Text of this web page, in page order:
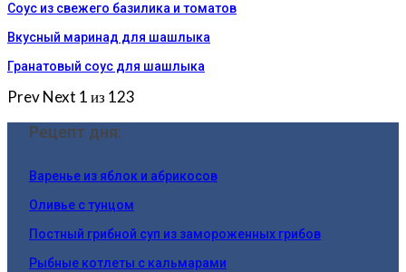
Соус из свежего базилика и томатов
Вкусный маринад для шашлыка
Гранатовый соус для шашлыка
PrevNext 1 из 123
Рецепт дня:
Варенье из яблок и абрикосов
Оливье с тунцом
Постный грибной суп из замороженных грибов
Рыбные котлеты с кальмарами